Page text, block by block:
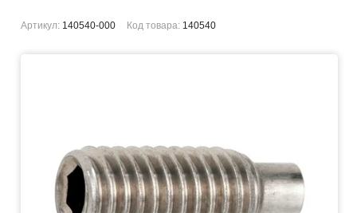
Артикул: 140540-000 Код товара: 140540